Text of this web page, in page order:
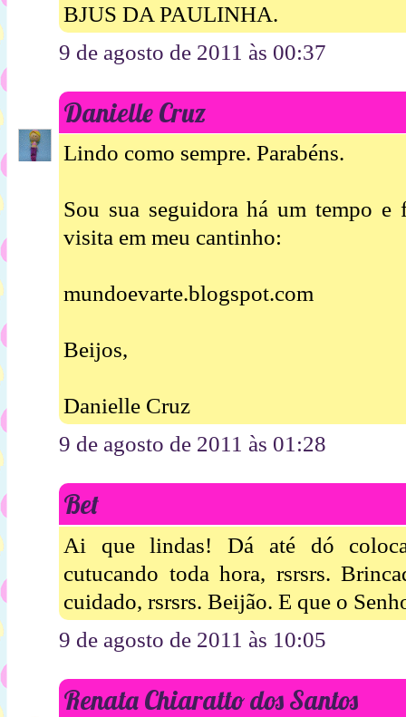
BJUS DA PAULINHA.
9 de agosto de 2011 às 00:37
Danielle Cruz
Lindo como sempre. Parabéns.
Sou sua seguidora há um tempo e
visita em meu cantinho:
mundoevarte.blogspot.com
Beijos,
Danielle Cruz
9 de agosto de 2011 às 01:28
Bet
Ai que lindas! Dá até dó
cutucando toda hora, rsrsrs.
cuidado, rsrsrs. Beijão. E que o
9 de agosto de 2011 às 10:05
Renata Chiaratto dos Santos